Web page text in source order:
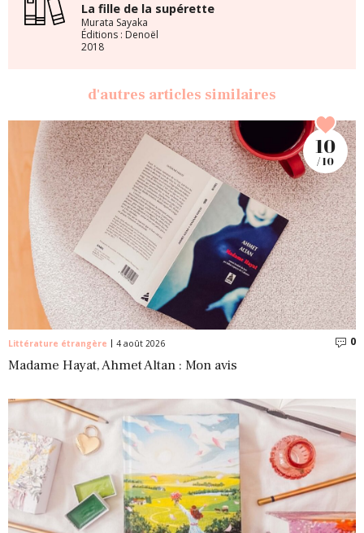
La fille de la supérette
Murata Sayaka
Éditions : Denoël
2018
d'autres articles similaires
Littérature étrangère 4 août 2026 0
Madame Hayat, Ahmet Altan : Mon avis
10
/ 10